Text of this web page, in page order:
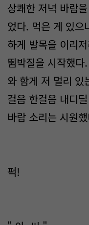
상쾌한 저녁 바람
었다. 먹은 게 있으
하게 발목을 이리
뜀박질을 시작했
와 함게 저 멀리 있
걸음 한걸음 내디
바람 소리는 시원
퍽!